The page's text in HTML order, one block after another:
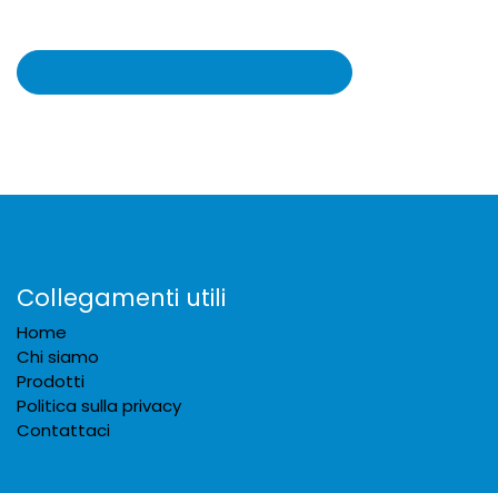
Collegamenti utili
Home
Chi siamo
Prodotti
Politica sulla privacy
Contattaci